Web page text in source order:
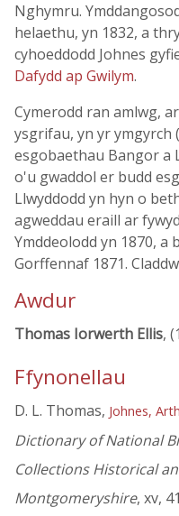
Nghymru.
helaethu, yn 1832, a
cyhoeddodd Johnes
Dafydd ap Gwilym.
Cymerodd ran amlwg,
ysgrifau, yn yr ymgyrch
esgobaethau Bangor a
o'u gwaddol er budd
Llwyddodd yn hyn o
agweddau eraill ar
Ymddeolodd yn 1870,
Gorffennaf 1871.
Awdur
Thomas Iorwerth Ellis,
Ffynonellau
D. L. Thomas, Johnes,
Dictionary of National
Collections Historical
Montgomeryshire, xv,